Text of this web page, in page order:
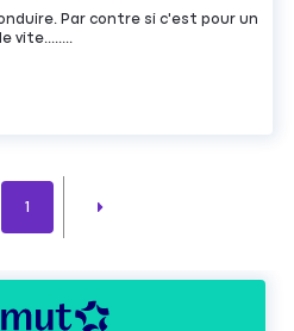
Par contre si c'est pour un
vite........
1